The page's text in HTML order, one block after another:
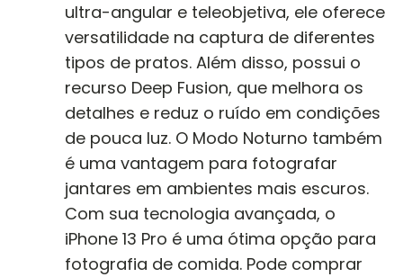
ultra-angular e teleobjetiva, ele oferece
versatilidade na captura de diferentes
tipos de pratos. Além disso, possui o
recurso Deep Fusion, que melhora os
detalhes e reduz o ruído em condições
de pouca luz. O Modo Noturno também
é uma vantagem para fotografar
jantares em ambientes mais escuros.
Com sua tecnologia avançada, o
iPhone 13 Pro é uma ótima opção para
fotografia de comida. Pode comprar